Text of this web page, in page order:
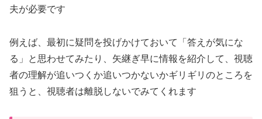
夫が必要です
例えば、最初に疑問を投げかけておいて「答えが気にな
る」と思わせてみたり、矢継ぎ早に情報を紹介して、視聴
者の理解が追いつくか追いつかないかギリギリのところを
狙うと、視聴者は離脱しないでみてくれます